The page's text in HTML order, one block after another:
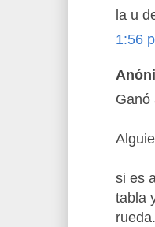
la u
1:56
Ganó
si es
tabla
rueda.